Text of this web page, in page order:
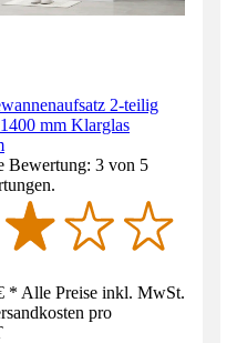
2-teilig
mm Klarglas
Bewertung: 3 von 5
* Alle Preise inkl. MwSt.
pro